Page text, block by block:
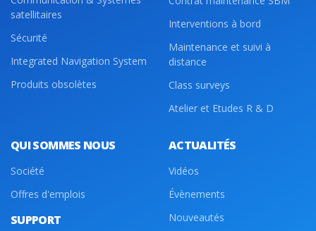
satellitaires
Sécurité
Integrated Navigation System
Produits obsolètes
Interventions à bord
Maintenance et suivi à
distance
Class surveys
Atelier et Etudes R & D
QUI SOMMES NOUS
Société
Offres d'emplois
SUPPORT
ACTUALITÉS
Vidéos
Évènements
Nouveautés